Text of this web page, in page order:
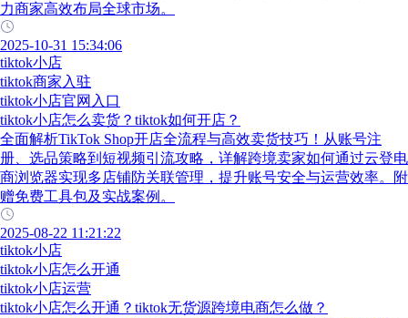
力商家高效布局全球市场。
2025-10-31 15:34:06
tiktok小店
tiktok商家入驻
tiktok小店官网入口
tiktok小店怎么卖货？tiktok如何开店？
全面解析TikTok Shop开店全流程与高效卖货技巧！从账号注
册、选品策略到短视频引流攻略，详解跨境卖家如何通过云登电
商浏览器实现多店铺防关联管理，提升账号安全与运营效率。附
赠免费工具包及实战案例。
2025-08-22 11:21:22
tiktok小店
tiktok小店怎么开通
tiktok小店运营
tiktok小店怎么开通？tiktok无货源跨境电商怎么做？